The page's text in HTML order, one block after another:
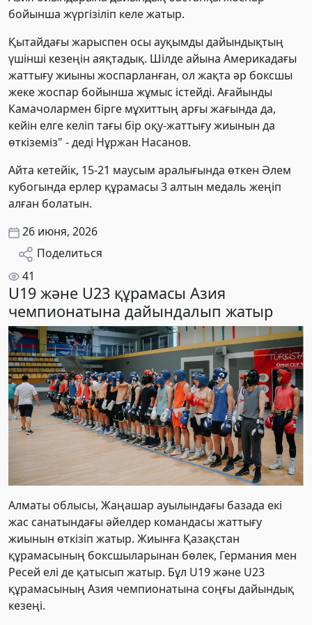
бойынша жүргізіліп келе жатыр.
Қытайдағы жарыспен осы ауқымды дайындықтың
үшінші кезеңін аяқтадық. Шілде айына Америкадағы
жаттығу жиыны жоспарланған, ол жақта әр боксшы
жеке жоспар бойынша жұмыс істейді. Ағайынды
Камачолармен бірге мұхиттың арғы жағында да,
кейін елге келіп тағы бір оқу-жаттығу жиынын да
өткіземіз" - деді Нұржан Насанов.
Айта кетейік, 15-21 маусым аралығында өткен Әлем
кубогында ерлер құрамасы 3 алтын медаль жеңіп
алған болатын.
26 июня, 2026
Поделиться
41
U19 және U23 құрамасы Азия
чемпионатына дайындалып жатыр
Алматы облысы, Жаңашар ауылындағы базада екі
жас санатындағы әйелдер командасы жаттығу
жиынын өткізіп жатыр. Жиынға Қазақстан
құрамасының боксшыларынан бөлек, Германия мен
Ресей елі де қатысып жатыр. Бұл U19 және U23
құрамасының Азия чемпионатына соңғы дайындық
кезеңі.